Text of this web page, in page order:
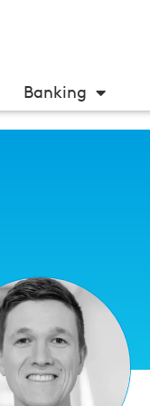
Banking